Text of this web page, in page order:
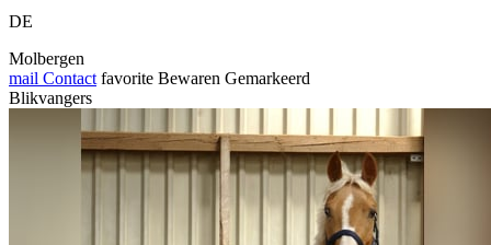
DE
Molbergen
mail Contact favorite Bewaren Gemarkeerd
Blikvangers